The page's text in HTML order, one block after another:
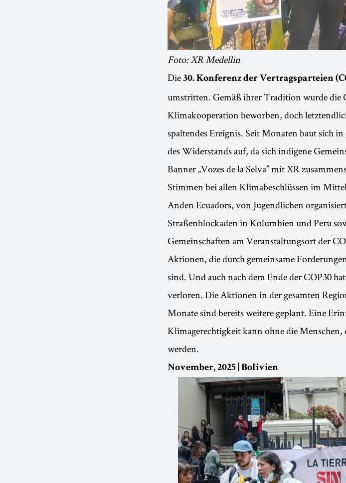
Foto: XR Medellin
Die 30. Konferenz der Vertragsparteien
umstritten. Gemäß ihrer Tradition wurde die
Klimakooperation beworben, doch
spaltendes Ereignis. Seit Monaten baut sich
des Widerstands auf, da sich indigene
Banner „Vozes de la Selva” mit XR
Stimmen bei allen Klimabeschlüssen im
Anden Ecuadors, von Jugendlichen
Straßenblockaden in Kolumbien und Peru
Gemeinschaften am Veranstaltungsort der
Aktionen, die durch gemeinsame
sind. Und auch nach dem Ende der COP30
verloren. Die Aktionen in der gesamten
Monate sind bereits weitere geplant. Eine
Klimagerechtigkeit kann ohne die Menschen,
werden.
November, 2025 | Bolivien